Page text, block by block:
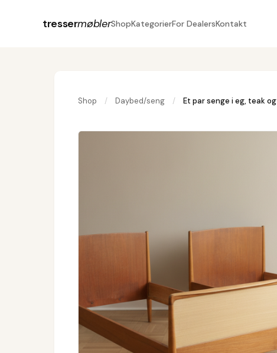
tressermøblerShopKategorierFor DealersKontakt
Shop / Daybed/seng / Et par senge i eg, teak